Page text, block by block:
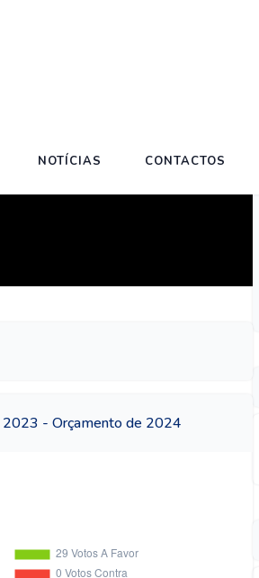
NOTÍCIAS CONTACTOS
2023 - Orçamento de 2024